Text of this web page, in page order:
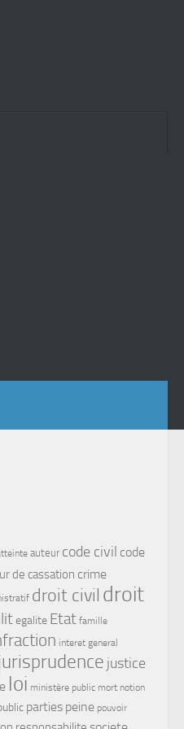
auteur code civil code
de cassation crime
droit civil droit
egalite Etat famille
interet general
justice
loi ministère public mort notion
parties peine pouvoir